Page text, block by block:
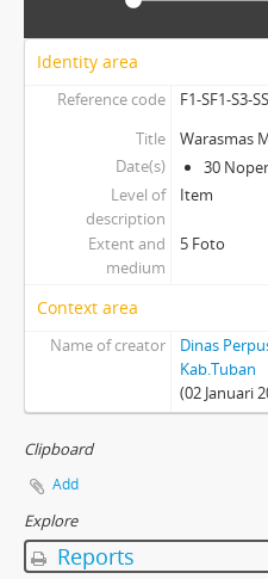
Identity area
Reference code
F1-SF1-S3-
Title
Warasmas
Date(s)
30
Level of
description
Item
Extent and
medium
5 Foto
Context area
Name of creator
Dinas
Kab.Tuban
(02 Januari
Clipboard
Add
Explore
Reports